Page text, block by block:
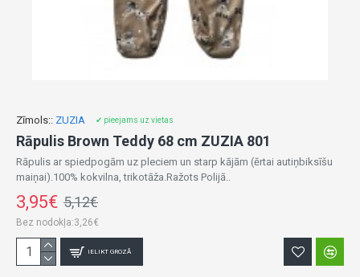
Zīmols:: ZUZIA ✔ pieejams uz vietas
Rāpulis Brown Teddy 68 cm ZUZIA 801
Rāpulis ar spiedpogām uz pleciem un starp kājām (ērtai autiņbiksīšu
maiņai).100% kokvilna, trikotāža.Ražots Polijā..
3,95€ 5,12€
Bez nodokļa:3,26€
IELIKT GROZĀ